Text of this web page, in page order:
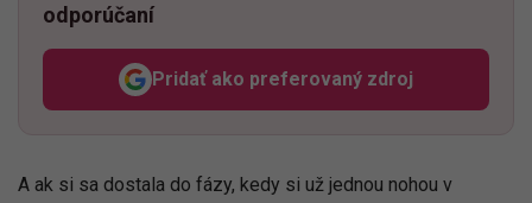
odporúčaní
Pridať ako preferovaný zdroj
Odzadu, odkaz sa otvorí v
A ak si sa dostala do fázy, kedy si už jednou nohou v